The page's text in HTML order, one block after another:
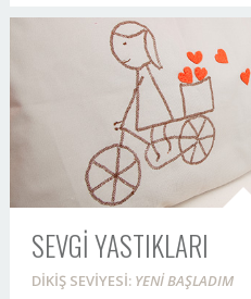
SEVGİ YASTIKLARI
DİKİŞ SEVİYESİ: YENİ BAŞLADIM